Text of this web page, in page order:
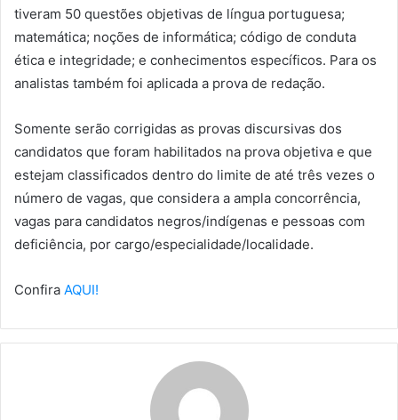
tiveram 50 questões objetivas de língua portuguesa;
matemática; noções de informática; código de conduta
ética e integridade; e conhecimentos específicos. Para os
analistas também foi aplicada a prova de redação.
Somente serão corrigidas as provas discursivas dos
candidatos que foram habilitados na prova objetiva e que
estejam classificados dentro do limite de até três vezes o
número de vagas, que considera a ampla concorrência,
vagas para candidatos negros/indígenas e pessoas com
deficiência, por cargo/especialidade/localidade.
Confira AQUI!